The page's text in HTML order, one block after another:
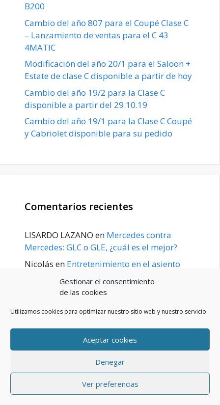
Gestionar el consentimiento
de las cookies
Utilizamos cookies para optimizar nuestro sitio web y nuestro servicio.
Aceptar cookies
Denegar
Ver preferencias
B200
Cambio del año 807 para el Coupé Clase C
– Lanzamiento de ventas para el C 43
4MATIC
Modificación del año 20/1 para el Saloon +
Estate de clase C disponible a partir de hoy
Cambio del año 19/2 para la Clase C
disponible a partir del 29.10.19
Cambio del año 19/1 para la Clase C Coupé
y Cabriolet disponible para su pedido
Comentarios recientes
LISARDO LAZANO en Mercedes contra
Mercedes: GLC o GLE, ¿cuál es el mejor?
Nicolás en Entretenimiento en el asiento
principios de 2020
POLÍTICA DE PRIVACIDAD
Política de cookies (UE)
© 2026 Blog De Mercedes-Benz En Español
GeneratePress